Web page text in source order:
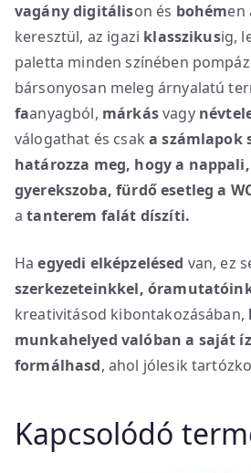
vagánydigitálison és bohémen
keresztül, az igazi klasszikusig,
paletta minden színében
bársonyosan meleg árnyalatú
faanyagból, márkásvagy
válogathat és csaka számlapok
határozza meg, hogy a
gyerekszoba, fürdő esetleg a
atanterem falát díszíti.
Haegyedi elképzelésed van, ez
szerkezeteinkkel,
kreativitásod kibontakozásában,
munkahelyed valóban a saját
formálhasd, ahol jólesik
Kapcsolódó